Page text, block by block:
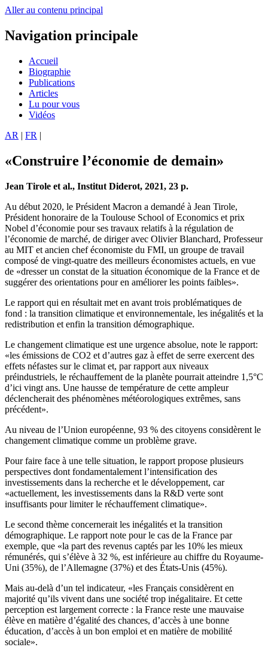
Aller au contenu principal
Navigation principale
Accueil
Biographie
Publications
Articles
Lu pour vous
Vidéos
AR | FR |
«Construire l’économie de demain»
Jean Tirole et al., Institut Diderot, 2021, 23 p.
Au début 2020, le Président Macron a demandé à Jean Tirole,
Président honoraire de la Toulouse School of Economics et prix
Nobel d’économie pour ses travaux relatifs à la régulation de
l’économie de marché, de diriger avec Olivier Blanchard, Professeur
au MIT et ancien chef économiste du FMI, un groupe de travail
composé de vingt-quatre des meilleurs économistes actuels, en vue
de «dresser un constat de la situation économique de la France et de
suggérer des orientations pour en améliorer les points faibles».
Le rapport qui en résultait met en avant trois problématiques de
fond : la transition climatique et environnementale, les inégalités et la
redistribution et enfin la transition démographique.
Le changement climatique est une urgence absolue, note le rapport:
«les émissions de CO2 et d’autres gaz à effet de serre exercent des
effets néfastes sur le climat et, par rapport aux niveaux
préindustriels, le réchauffement de la planète pourrait atteindre 1,5°C
d’ici vingt ans. Une hausse de température de cette ampleur
déclencherait des phénomènes météorologiques extrêmes, sans
précédent».
Au niveau de l’Union européenne, 93 % des citoyens considèrent le
changement climatique comme un problème grave.
Pour faire face à une telle situation, le rapport propose plusieurs
perspectives dont fondamentalement l’intensification des
investissements dans la recherche et le développement, car
«actuellement, les investissements dans la R&D verte sont
insuffisants pour limiter le réchauffement climatique».
Le second thème concernerait les inégalités et la transition
démographique. Le rapport note pour le cas de la France par
exemple, que «la part des revenus captés par les 10% les mieux
rémunérés, qui s’élève à 32 %, est inférieure au chiffre du Royaume-
Uni (35%), de l’Allemagne (37%) et des États-Unis (45%).
Mais au-delà d’un tel indicateur, «les Français considèrent en
majorité qu’ils vivent dans une société trop inégalitaire. Et cette
perception est largement correcte : la France reste une mauvaise
élève en matière d’égalité des chances, d’accès à une bonne
éducation, d’accès à un bon emploi et en matière de mobilité
sociale».